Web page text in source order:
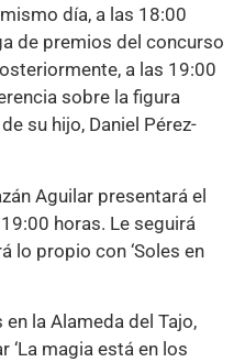
día, a las 18:00
de premios del concurso
a las 19:00
sobre la figura
su hijo, Daniel Pérez-
Aguilar presentará el
horas. Le seguirá
lo propio con ‘Soles en
la Alameda del Tajo,
magia está en los